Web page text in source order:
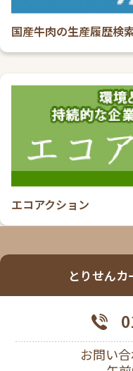
国産牛肉の生産履歴検
エコアクション
とりせん
お問い